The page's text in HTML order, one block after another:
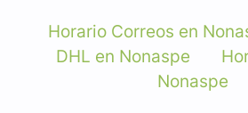
Horario Correos en
DHL en Nonaspe
Nonaspe